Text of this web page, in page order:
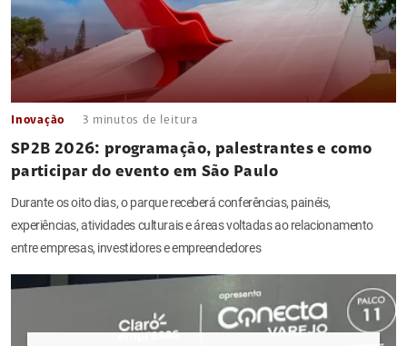
Inovação 3 minutos de leitura
SP2B 2026: programação, palestrantes e como
participar do evento em São Paulo
Durante os oito dias, o parque receberá conferências, painéis,
experiências, atividades culturais e áreas voltadas ao relacionamento
entre empresas, investidores e empreendedores